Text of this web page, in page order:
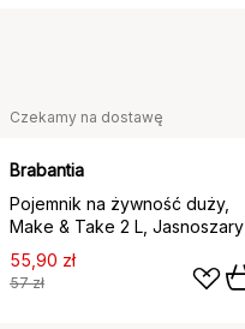
Czekamy na dostawę
Brabantia
Pojemnik na żywność duży,
Make & Take 2 L, Jasnoszary
55,90 zł
57 zł